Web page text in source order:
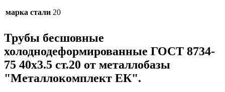
марка стали 20
Трубы бесшовные
холоднодеформированные ГОСТ 8734-
75 40x3.5 ст.20 от металлобазы
"Металлокомплект ЕК".